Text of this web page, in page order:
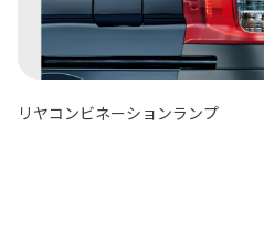
リヤコンビネーションランプ